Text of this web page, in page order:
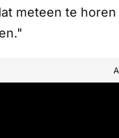
meteen te horen